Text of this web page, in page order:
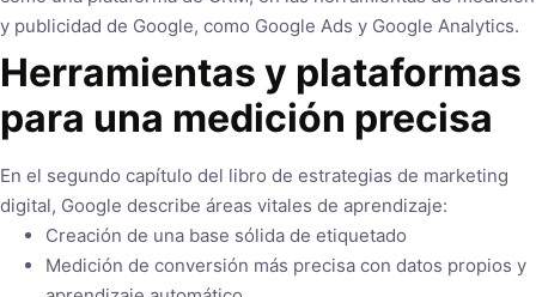
y publicidad de Google, como Google Ads y Google Analytics.
Herramientas y plataformas
para una medición precisa
En el segundo capítulo del libro de estrategias de marketing
digital, Google describe áreas vitales de aprendizaje:
Creación de una base sólida de etiquetado
Medición de conversión más precisa con datos propios y